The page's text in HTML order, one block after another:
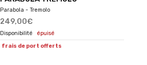
Parabola - Tremolo
249,00€
épuisé
frais de port offerts